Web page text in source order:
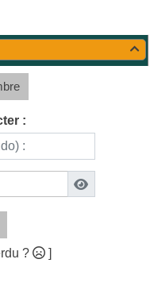

:
? ]